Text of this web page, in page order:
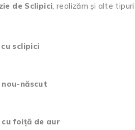
de Sclipici, realizăm și alte tipuri
sclipici
născut
foiță de aur